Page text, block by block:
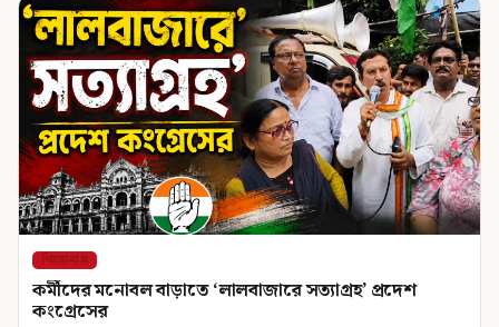
শিরোনাম
কর্মীদের মনোবল বাড়াতে ‘লালবাজারে সত্যাগ্রহ’ প্রদেশ
কংগ্রেসের